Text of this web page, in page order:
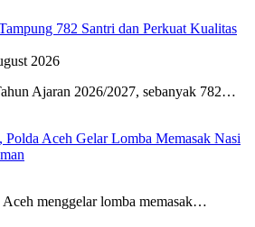
782 Santri dan Perkuat Kualitas
2026
Ajaran 2026/2027, sebanyak 782…
Aceh Gelar Lomba Memasak Nasi
menggelar lomba memasak…